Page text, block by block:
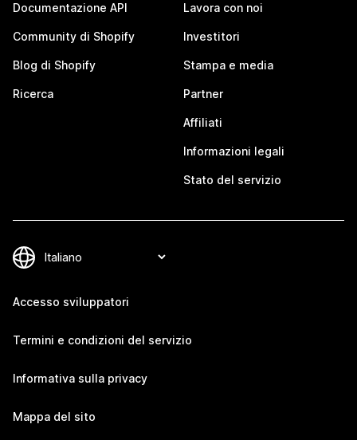
Documentazione API
Community di Shopify
Blog di Shopify
Ricerca
Lavora con noi
Investitori
Stampa e media
Partner
Affiliati
Informazioni legali
Stato del servizio
Accesso sviluppatori
Termini e condizioni del servizio
Informativa sulla privacy
Mappa del sito